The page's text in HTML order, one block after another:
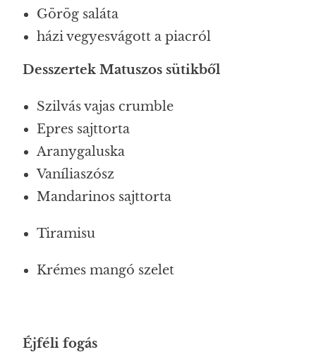
Görög saláta
házi vegyesvágott a piacról
Desszertek Matuszos sütikből
Szilvás vajas crumble
Epres sajttorta
Aranygaluska
Vaníliaszósz
Mandarinos sajttorta
Tiramisu
Krémes mangó szelet
Éjféli fogás